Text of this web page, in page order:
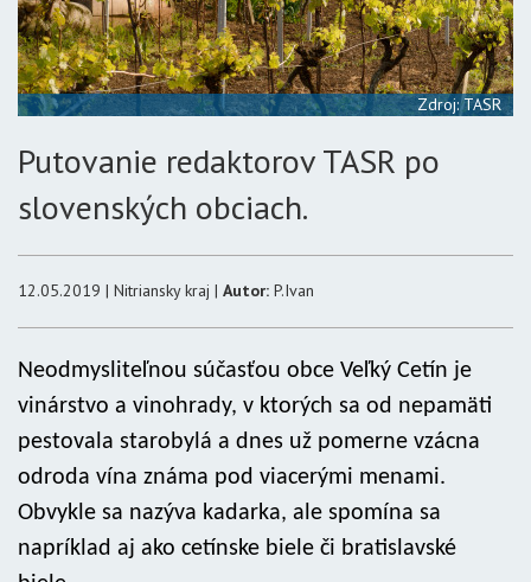
Zdroj: TASR
Putovanie redaktorov TASR po
slovenských obciach.
12.05.2019 | Nitriansky kraj | Autor: P.Ivan
Neodmysliteľnou súčasťou obce Veľký Cetín je
vinárstvo a vinohrady, v ktorých sa od nepamäti
pestovala starobylá a dnes už pomerne vzácna
odroda vína známa pod viacerými menami.
Obvykle sa nazýva kadarka, ale spomína sa
napríklad aj ako cetínske biele či bratislavské